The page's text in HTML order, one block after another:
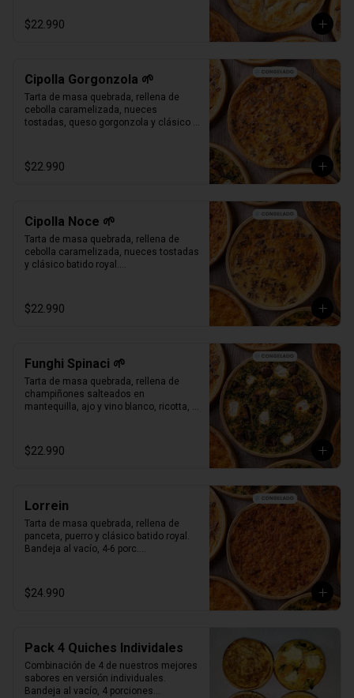
$22.990
Cipolla Gorgonzola 🌱
Tarta de masa quebrada, rellena de
cebolla caramelizada, nueces
tostadas, queso gorgonzola y clásico
Producto Congelado ❄️
$22.990
Cipolla Noce 🌱
Tarta de masa quebrada, rellena de
cebolla caramelizada, nueces tostadas
y clásico batido royal.
$22.990
Funghi Spinaci 🌱
Tarta de masa quebrada, rellena de
champiñones salteados en
mantequilla, ajo y vino blanco, ricotta,
Bandeja al vacío, 4-6 porc.
Producto Congelado ❄️
$22.990
Lorrein
Tarta de masa quebrada, rellena de
panceta, puerro y clásico batido royal.
Bandeja al vacío, 4-6 porc.
$24.990
Pack 4 Quiches Individales
Combinación de 4 de nuestros mejores
sabores en versión individuales.
Bandeja al vacío, 4 porciones